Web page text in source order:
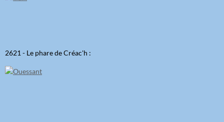
2621 - Le phare de Créac'h :